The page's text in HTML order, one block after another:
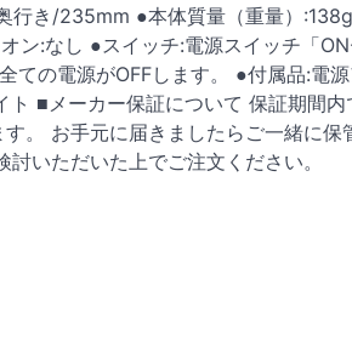
き/235mm ●本体質量（重量）
ン:なし ●スイッチ:電源スイッチ「
の電源がOFFします。 ●付属品:電
■メーカー保証について 保証期間
。 お手元に届きましたらご一緒に保
いただいた上でご注文ください。